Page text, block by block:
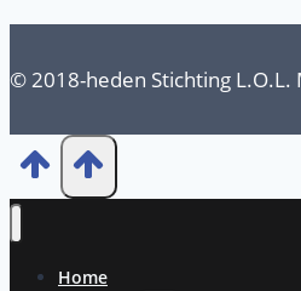
© 2018-heden Stichting L.O.L.
Home